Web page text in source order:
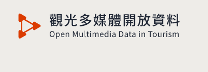
觀光多媒體開放資料